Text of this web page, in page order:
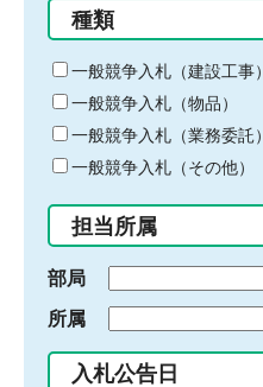
る
キ
ー
ワ
ー
ド
入
力
種類
一般競争入札（建設工事）
一般競争入札（物品）
一般競争入札（業務委託）
一般競争入札（その他）
担当所属
部局
所属
入札公告日